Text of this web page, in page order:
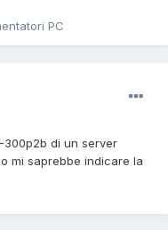
PC
300p2b di un server
mi saprebbe indicare la